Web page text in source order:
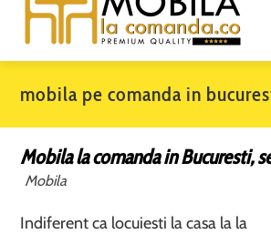
mobila pe comanda in
Mobila la comanda in Bucuresti,
Mobila
Indiferent ca locuiesti la casa la la